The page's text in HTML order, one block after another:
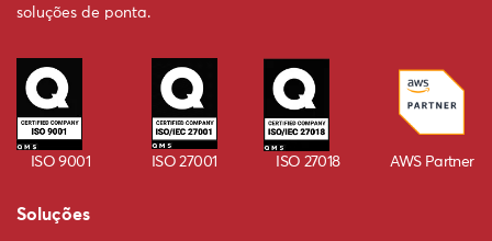
soluções de ponta.
Soluções
ISO 9001 ISO 27001 ISO 27018 AWS Partner